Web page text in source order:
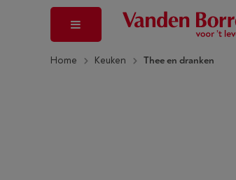
Home Keuken Thee en dranken